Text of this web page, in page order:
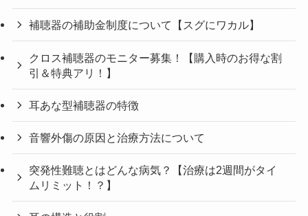
補聴器の補助金制度について【スグにワカル】
クロス補聴器のモニター募集！【購入時のお得な割
引＆特典アリ！】
耳あな型補聴器の特徴
音響外傷の原因と治療方法について
突発性難聴とはどんな病気？【治療は2週間がタイ
ムリミット！？】